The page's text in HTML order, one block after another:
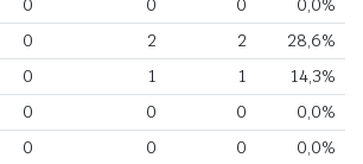
0 0 0
0,0%
0 2 2
28,6%
0 1 1
14,3%
0 0 0
0,0%
0 0 0
0,0%